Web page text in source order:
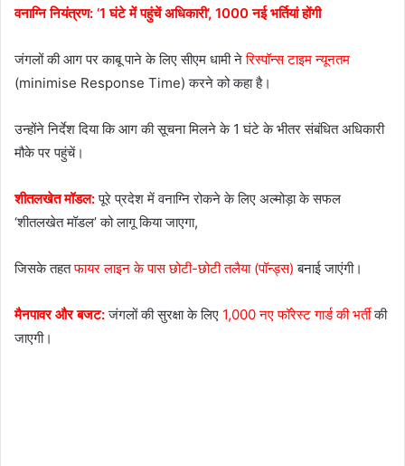
वनाग्नि नियंत्रण: ‘1 घंटे में पहुंचें अधिकारी’, 1000 नई भर्तियां होंगी
जंगलों की आग पर काबू पाने के लिए सीएम धामी नेरिस्पॉन्स टाइम न्यूनतम
(minimise Response Time) करने को कहा है।
उन्होंने निर्देश दिया कि आग की सूचना मिलने के 1 घंटे के भीतर संबंधित अधिकारी
मौके पर पहुंचें।
शीतलखेत मॉडल: पूरे प्रदेश में वनाग्नि रोकने के लिए अल्मोड़ा के सफल
‘शीतलखेत मॉडल’ को लागू किया जाएगा,
जिसके तहतफायर लाइन के पास छोटी-छोटी तलैया (पॉन्ड्स) बनाई जाएंगी।
मैनपावर और बजट:जंगलों की सुरक्षा के लिए 1,000 नए फॉरेस्ट गार्ड की भर्तीकी
जाएगी।